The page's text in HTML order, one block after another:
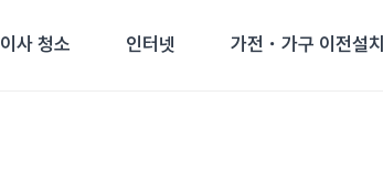
이사 청소 인터넷 가전・가구 이전설치